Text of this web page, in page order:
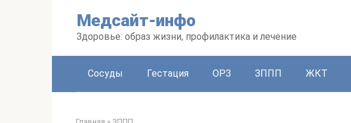
Медсайт-инфо
Здоровье: образ жизни, профилактика и лечение
Сосуды Гестация ОРЗ ЗППП ЖКТ